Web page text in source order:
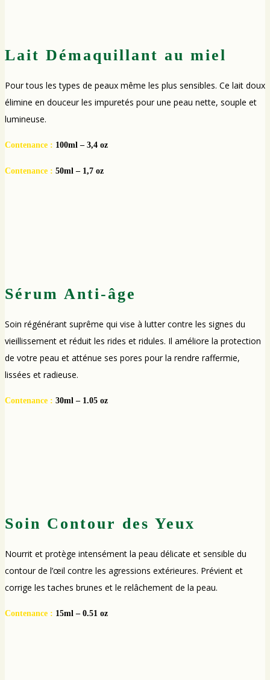
Lait Démaquillant au miel
Pour tous les types de peaux même les plus sensibles. Ce lait doux
élimine en douceur les impuretés pour une peau nette, souple et
lumineuse.
Contenance : 100ml – 3,4 oz
Contenance : 50ml – 1,7 oz
Sérum Anti-âge
Soin régénérant suprême qui vise à lutter contre les signes du
vieillissement et réduit les rides et ridules. Il améliore la protection
de votre peau et atténue ses pores pour la rendre raffermie,
lissées et radieuse.
Contenance : 30ml – 1.05 oz
Soin Contour des Yeux
Nourrit et protège intensément la peau délicate et sensible du
contour de l’œil contre les agressions extérieures. Prévient et
corrige les taches brunes et le relâchement de la peau.
Contenance : 15ml – 0.51 oz